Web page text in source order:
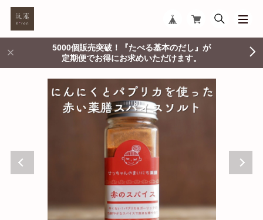
5000個販売突破！『たべる基本のだし』が
定期便でお得にお求めいただけます。